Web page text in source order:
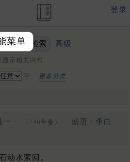
菜单
登录
高级
显示相关诗句
字 更多分类
一 （746年春） 盛唐 · 李白
动水萦回。